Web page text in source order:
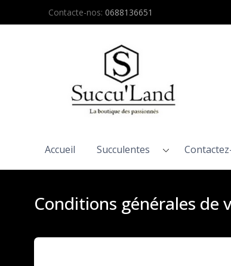
Contacte-nos: 0688136651
Accueil Succulentes
Conditions générales de